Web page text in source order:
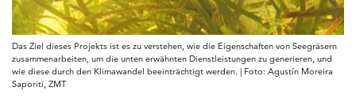
Das Ziel dieses Projekts ist es zu verstehen, wie die Eigenschaften von Seegräsern
zusammenarbeiten, um die unten erwähnten Dienstleistungen zu generieren, und
wie diese durch den Klimawandel beeinträchtigt werden. | Foto: Agustín Moreira
Saporiti, ZMT